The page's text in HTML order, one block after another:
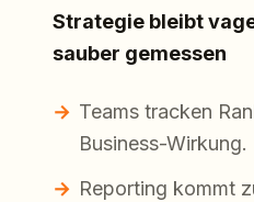
Strategie bleibt
sauber gemessen
Teams tracken
Business-Wirkung.
Reporting kommt